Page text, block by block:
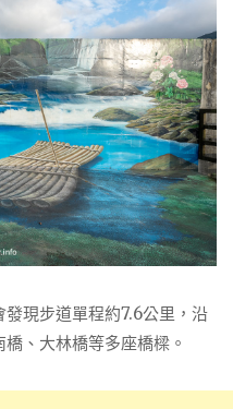
現步道單程約7.6公里，沿
、大林橋等多座橋樑。